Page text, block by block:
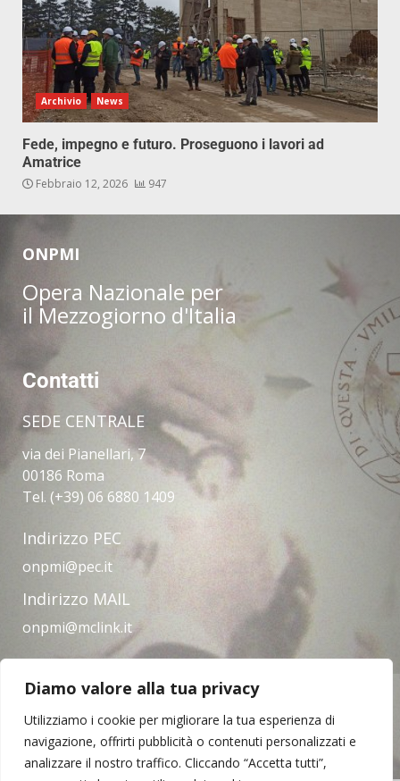
Diamo valore alla tua privacy
Utilizziamo i cookie per migliorare la tua esperienza di
navigazione, offrirti pubblicità o contenuti personalizzati e
analizzare il nostro traffico. Cliccando “Accetta tutti”,
Archivio News
Fede, impegno e futuro. Proseguono i lavori ad
Amatrice
Febbraio 12, 2026 947
ONPMI
Opera Nazionale per
il Mezzogiorno d'Italia
Contatti
SEDE CENTRALE
via dei Pianellari, 7
00186 Roma
Tel. (+39) 06 6880 1409
Indirizzo PEC
onpmi@pec.it
Indirizzo MAIL
onpmi@mclink.it
Amministrazione trasparente
Privacy Policy
Note legali
Contatti